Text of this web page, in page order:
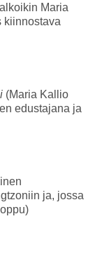
Maria
kiinnostava
(Maria Kallio
edustajana ja
ja, jossa